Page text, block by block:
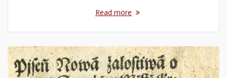
Read more